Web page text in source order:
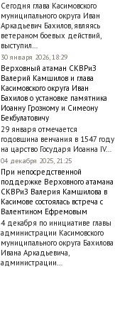
Сегодня глава Касимовского
муниципального округа Иван
Аркадьевич Бахилов, являясь
ветераном боевых действий,
выступил…
30 января 2026, 18:29
Верховный атаман СКВРиЗ
Валерий Камшилов и глава
Касимовского округа Иван
Бахилов о установке памятника
Иоанну Грозному и Симеону
Бекбулатовичу
29 января отмечается
годовщина венчания в 1547 году
на царство Государя Иоанна IV…
04 декабря 2025, 21:25
При непосредственной
поддержке Верховного атамана
СКВРиЗ Валерия Камшилова в
Касимове состоялась встреча с
Валентином Ефремовым
4 декабря по инициативе главы
администрации Касимовского
муниципального округа Бахилова
Ивана Аркадьевича,
администрации…